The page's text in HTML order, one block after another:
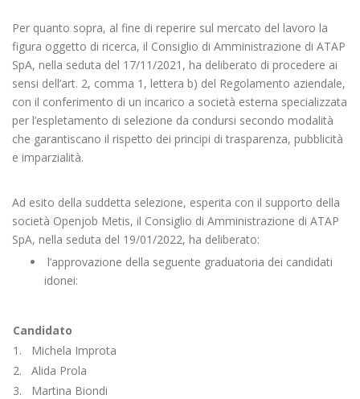
Per quanto sopra, al fine di reperire sul mercato del lavoro la
figura oggetto di ricerca, il Consiglio di Amministrazione di ATAP
SpA, nella seduta del 17/11/2021, ha deliberato di procedere ai
sensi dell’art. 2, comma 1, lettera b) del Regolamento aziendale,
con il conferimento di un incarico a società esterna specializzata
per l’espletamento di selezione da condursi secondo modalità
che garantiscano il rispetto dei principi di trasparenza, pubblicità
e imparzialità.
Ad esito della suddetta selezione, esperita con il supporto della
società Openjob Metis, il Consiglio di Amministrazione di ATAP
SpA, nella seduta del 19/01/2022, ha deliberato:
l’approvazione della seguente graduatoria dei candidati
idonei:
Candidato
1. Michela Improta
2. Alida Prola
3. Martina Biondi